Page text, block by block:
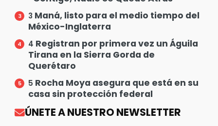
3 Maná, listo para el medio tiempo del
México-Inglaterra
4 Registran por primera vez un Águila
Tirana en la Sierra Gorda de
Querétaro
5 Rocha Moya asegura que está en su
casa sin protección federal
ÚNETE A NUESTRO NEWSLETTER